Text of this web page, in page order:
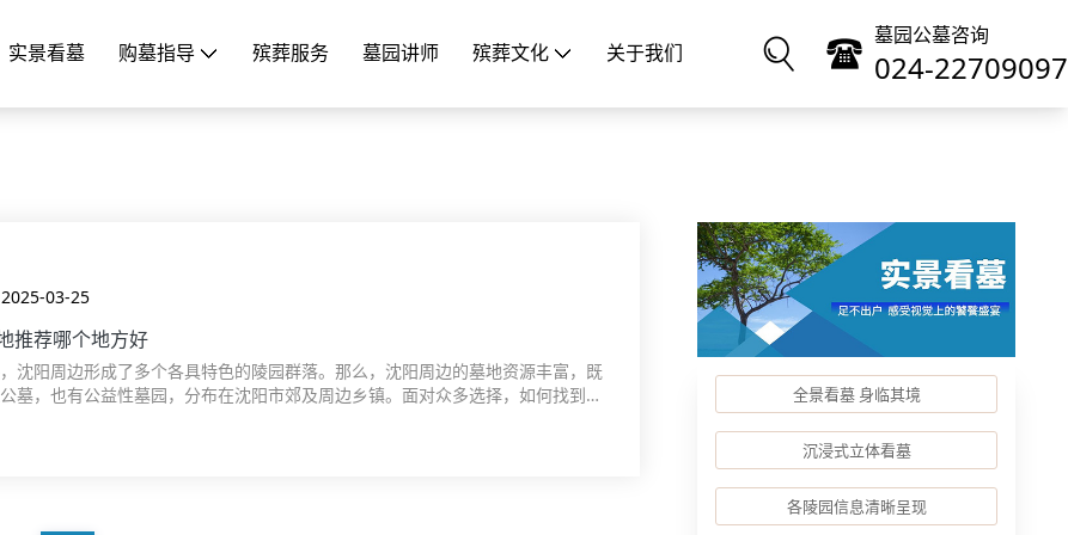
实景看墓 购墓指导 殡葬服务 墓园讲师 殡葬文化 关于我们
墓园公墓咨询
024-22709097
2025-03-25
推荐哪个地方好
沈阳周边形成了多个各具特色的陵园群落。那么，沈阳周边的墓地资源丰富，既
墓，也有公益性墓园，分布在沈阳市郊及周边乡镇。面对众多选择，如何找到一
全景看墓 身临其境
沉浸式立体看墓
各陵园信息清晰呈现